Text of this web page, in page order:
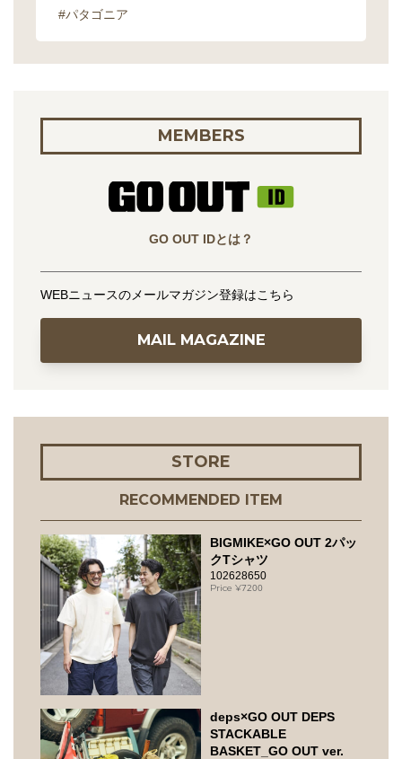
#パタゴニア
MEMBERS
GO OUT IDとは？
WEBニュースのメールマガジン登録はこちら
MAIL MAGAZINE
STORE
RECOMMENDED ITEM
BIGMIKE×GO OUT 2パッ
クTシャツ
102628650
7200
deps×GO OUT DEPS
STACKABLE
BASKET_GO OUT ver.